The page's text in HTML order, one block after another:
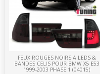
FEUX ROUGES NOIRS A LEDS &
BANDES CELIS POUR BMW X5 E53
1999-2003 PHASE 1 (04015)